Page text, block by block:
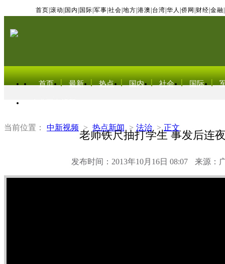
首页 滚动 国内 国际 军事 社会 地方 港澳 台湾 华人 侨网 财经 金融
首页 最新 热点 国内 社会 国际
当前位置： 中新视频 > 热点新闻 > 法治 > 正文
老师铁尺抽打学生 事发后连
发布时间：2013年10月16日 08:07 来源：